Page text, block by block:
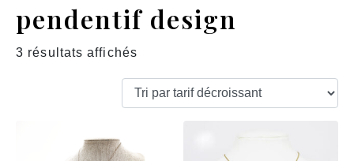
pendentif design
3 résultats affichés